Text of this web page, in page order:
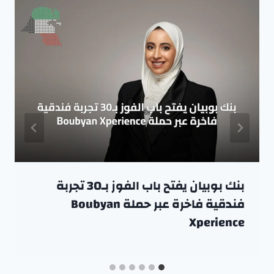
بنك بوبيان يفتح باب الفوز بـ30 تجربة
فندقية فاخرة عبر حملة Boubyan
Xperience